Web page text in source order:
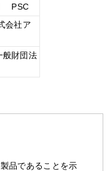
PSC
会社ア
般財団法
品であることを示